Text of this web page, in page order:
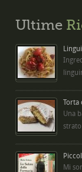
Ultime
Torta
Una
Mi